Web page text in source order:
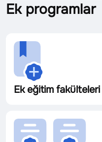
Ek programlar
Ek eğitim fakülteleri